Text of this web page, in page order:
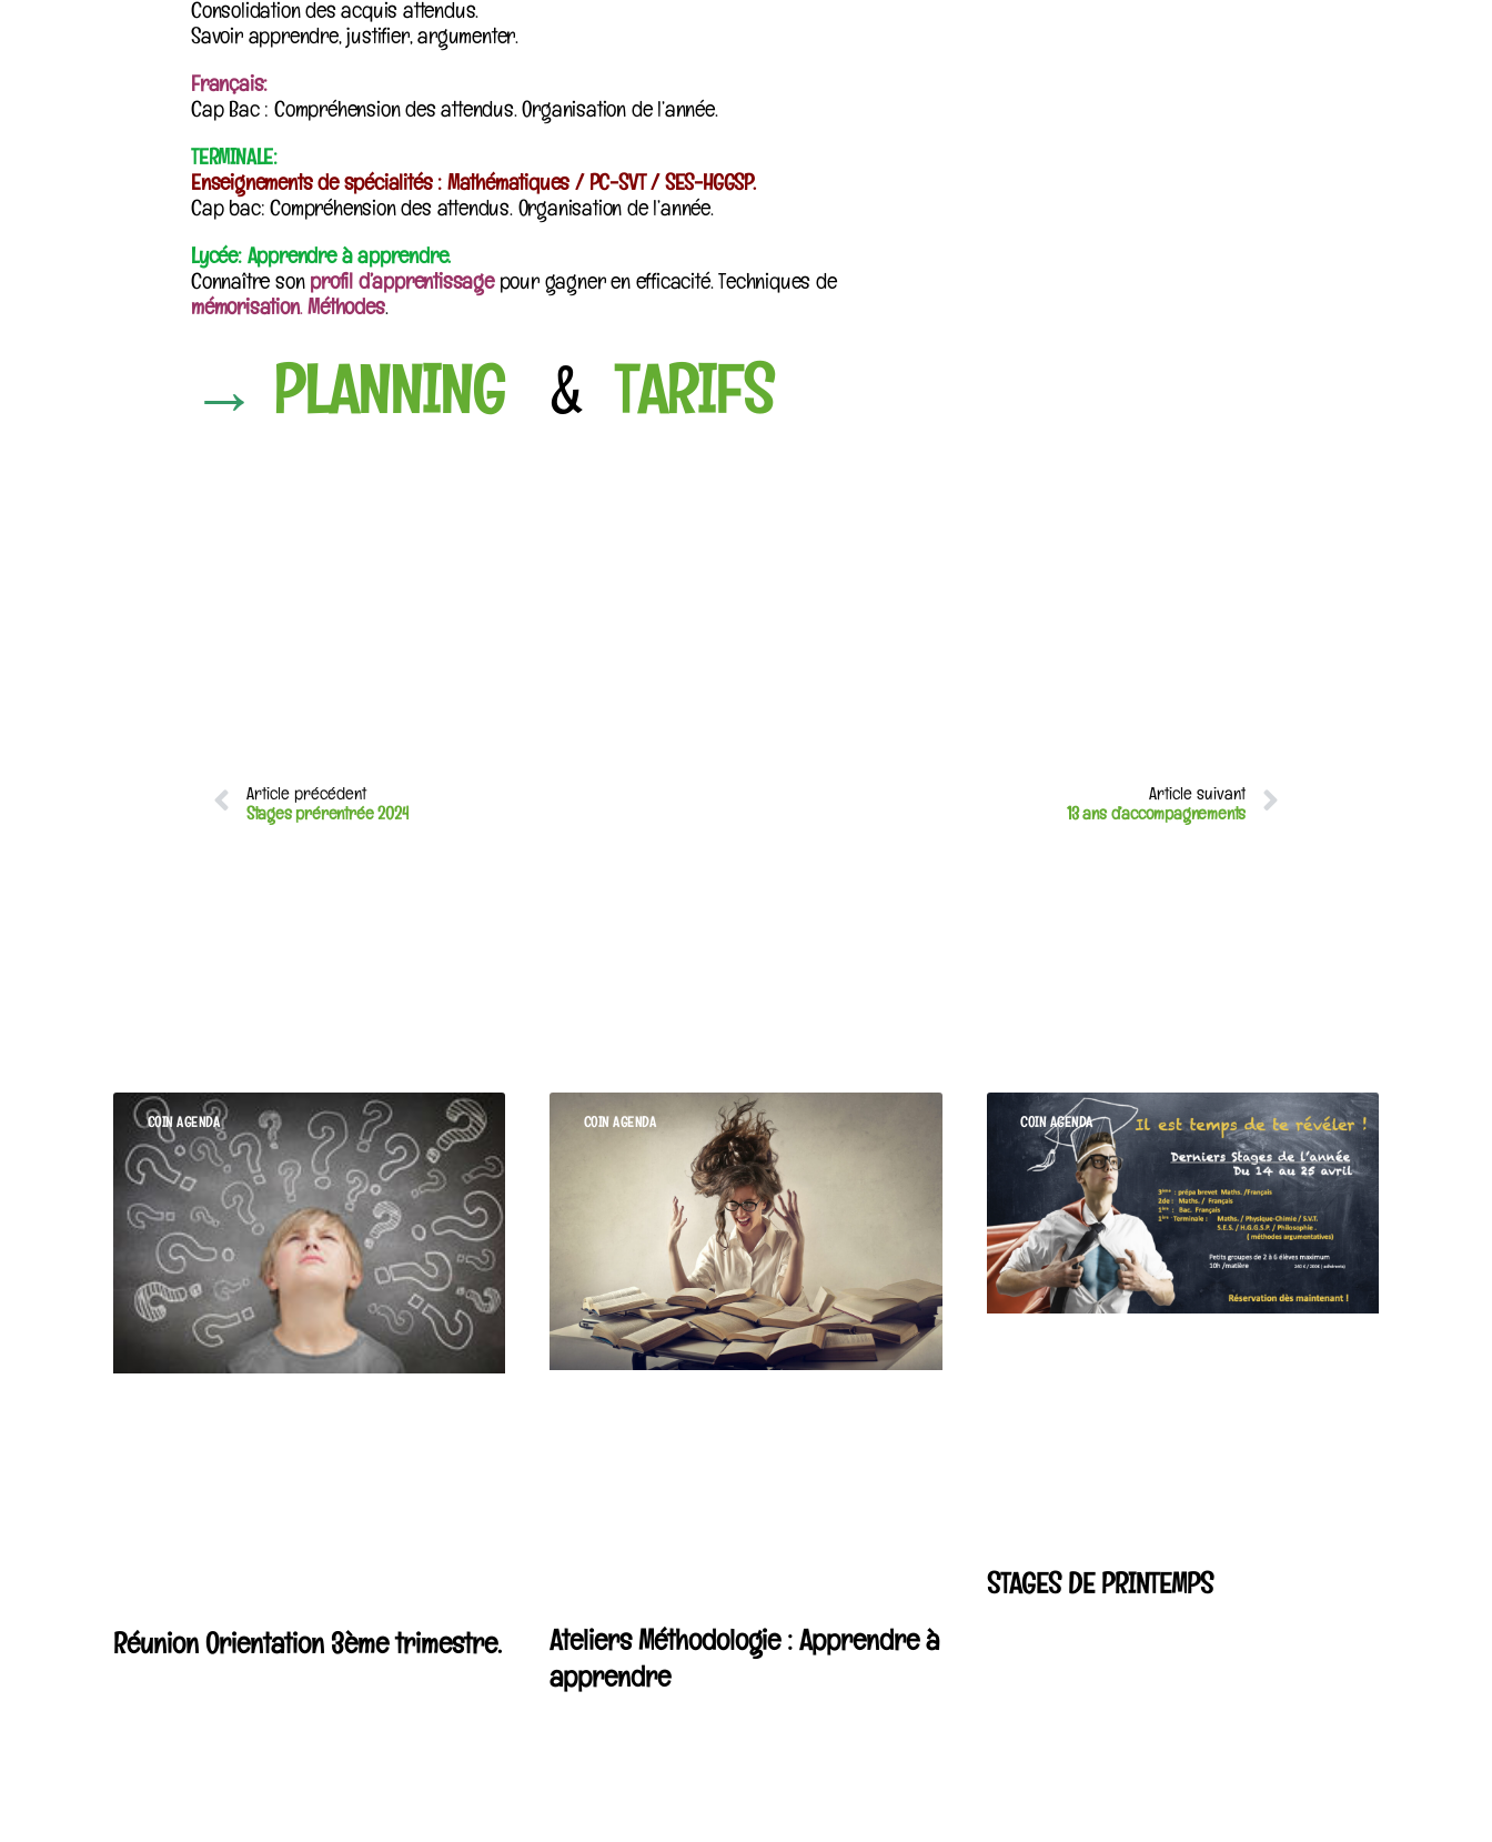
Consolidation des acquis attendus.
Savoir apprendre, justifier, argumenter.
Français:
Cap Bac : Compréhension des attendus. Organisation de l’année.
TERMINALE:
Enseignements de spécialités : Mathématiques / PC-SVT / SES-HGGSP.
Cap bac: Compréhension des attendus. Organisation de l’année.
Lycée: Apprendre à apprendre.
Connaître son profil d’apprentissagepour gagner en efficacité. Techniques de
mémorisation. Méthodes.
→ PLANNING& TARIFS
Article précédent
Stages prérentrée 2024
Article suivant
13 ans d’accompagnements
COIN AGENDA
Réunion Orientation 3ème trimestre.
COIN AGENDA
Ateliers Méthodologie : Apprendre à
apprendre
COIN AGENDA
STAGES DE PRINTEMPS